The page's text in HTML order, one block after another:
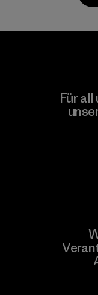
Downlite
Material-supplier
Für